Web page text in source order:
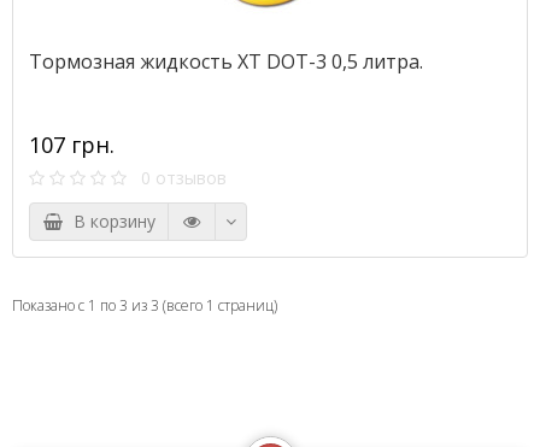
Тормозная жидкость XT DOT-3 0,5 литра.
107 грн.
0 отзывов
В корзину
Показано с 1 по 3 из 3 (всего 1 страниц)